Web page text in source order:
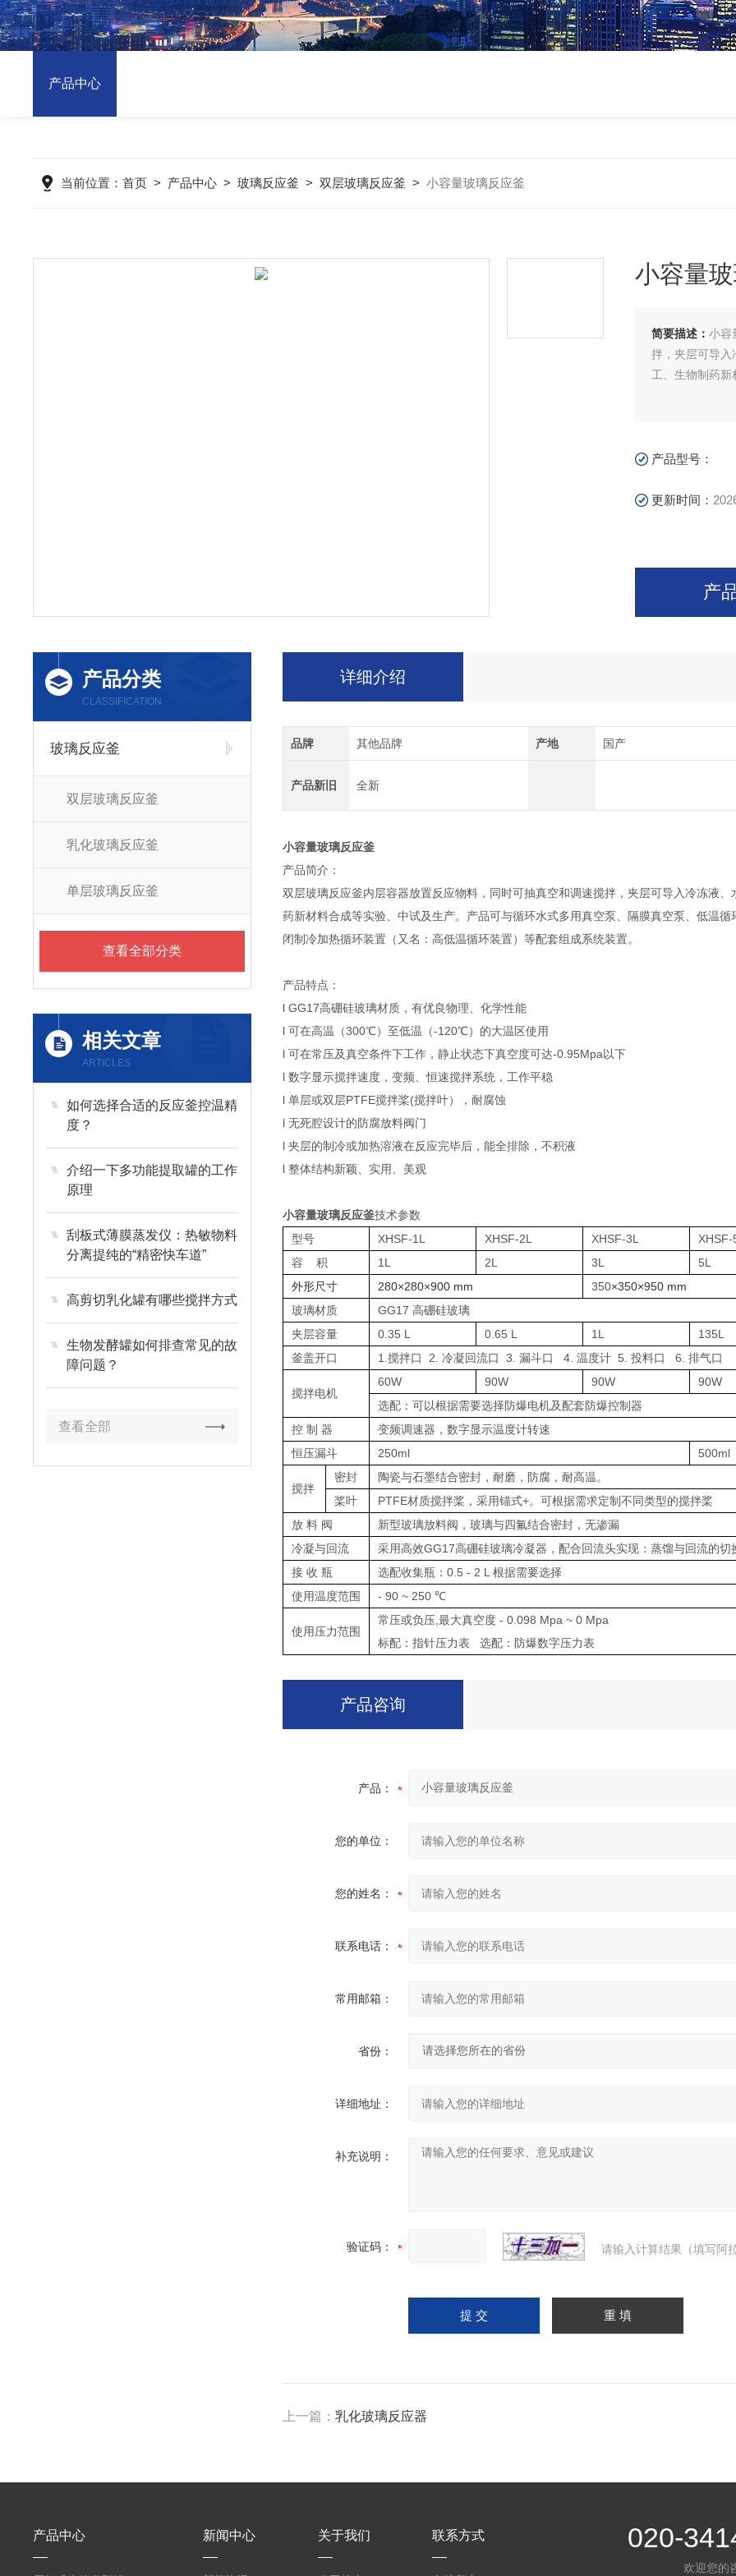
产品中心
当前位置：首页 > 产品中心 >玻璃反应釜 >双层玻璃反应釜 >小容量玻璃反应釜
小容量
简要描述：小容
拌，夹层可导入
工、生物制药
产品型号：
更新时间：
产
产品分类
CLASSIFICATION
玻璃反应釜
双层玻璃反应釜
乳化玻璃反应釜
单层玻璃反应釜
查看全部分类
相关文章
ARTICLES
如何选择合适的反应釜控温精
度？
介绍一下多功能提取罐的工作
原理
刮板式薄膜蒸发仪：热敏物料
分离提纯的“精密快车道”
高剪切乳化罐有哪些搅拌方式
生物发酵罐如何排查常见的故
障问题？
查看全部
详细介绍
品牌 其他品牌 产地 国产
产品新旧 全新
小容量玻璃反应釜
产品简介：
双层玻璃反应釜内层容器放置反应物料，同时可抽真空和调速搅拌，夹层可导入冷冻液
药新材料合成等实验、中试及生产。产品可与循环水式多用真空泵、隔膜真空泵、低温
闭制冷加热循环装置（又名：高低温循环装置）等配套组成系统装置。
产品特点：
l GG17高硼硅玻璃材质，有优良物理、化学性能
l 可在高温（300℃）至低温（-120℃）的大温区使用
l 可在常压及真空条件下工作，静止状态下真空度可达-0.95Mpa以下
l 数字显示搅拌速度，变频、恒速搅拌系统，工作平稳
l 单层或双层PTFE搅拌桨(搅拌叶），耐腐蚀
l 无死腔设计的防腐放料阀门
l 夹层的制冷或加热溶液在反应完毕后，能全排除，不积液
l 整体结构新颖、实用、美观
小容量玻璃反应釜技术参数
型号
XHSF-1L XHSF-2L XHSF-3L
XHSF-
容 积
1L 2L 3L
5L
外形尺寸
280×280×900 mm 350×350×950 mm
玻璃材质
GG17 高硼硅玻璃
夹层容量
0.35 L 0.65 L 1L
135L
釜盖开口
1.搅拌口 2. 冷凝回流口 3. 漏斗口 4. 温度计 5. 投料口 6. 排气口
搅拌电机
60W 90W 90W
90W
选配：可以根据需要选择防爆电机及配套防爆控制器
控 制 器
变频调速器，数字显示温度计转速
恒压漏斗
250ml 500ml
搅拌
密封
陶瓷与石墨结合密封，耐磨，防腐，耐高温。
桨叶
PTFE材质搅拌桨，采用锚式+。可根据需求定制不同类型的搅拌桨
放 料 阀
新型玻璃放料阀，玻璃与四氟结合密封，无渗漏
冷凝与回流
采用高效GG17高硼硅玻璃冷凝器，配合回流头实现：蒸馏与回流的切
接 收 瓶
选配收集瓶：0.5 - 2 L 根据需要选择
使用温度范围
- 90 ~ 250 ℃
使用压力范围
常压或负压,最大真空度 - 0.098 Mpa ~ 0 Mpa
标配：指针压力表 选配：防爆数字压力表
产品咨询
产品：
您的单位：
您的姓名：
联系电话：
常用邮箱：
省份：
详细地址：
补充说明：
验证码： 请输入计算结果（填写阿
上一篇： 乳化玻璃反应器
产品中心 新闻中心 关于我们 联系方式 020-
欢迎您的